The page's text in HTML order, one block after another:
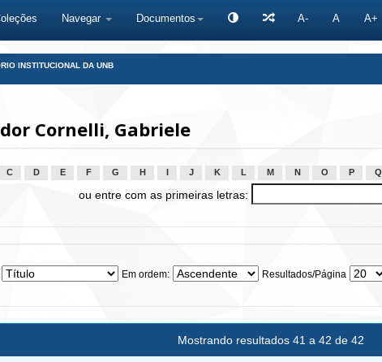
Navegar Documentos A- A A+
INSTITUCIONAL DA UNB
Cornelli, Gabriele
C D E F G H J K L M N O P Q
ou entre com as primeiras letras:
Em ordem: Resultados/Página
Mostrando resultados 41 a 42 de 42